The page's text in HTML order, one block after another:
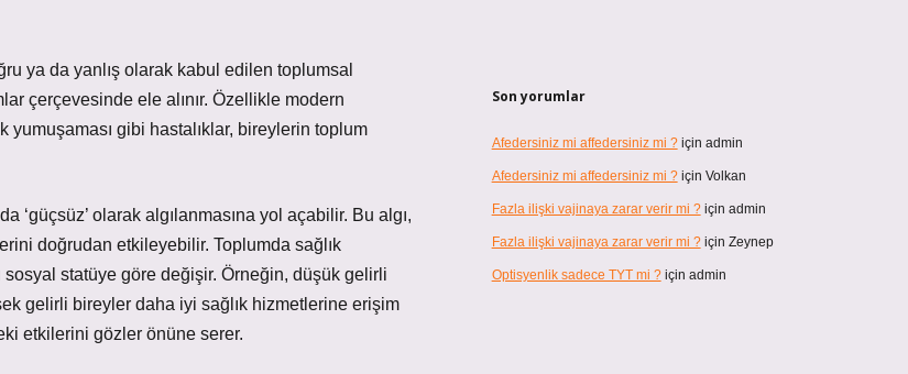
ya da yanlış olarak kabul edilen toplumsal
çerçevesinde ele alınır. Özellikle modern
yumuşaması gibi hastalıklar, bireylerin toplum
‘güçsüz’ olarak algılanmasına yol açabilir. Bu algı,
doğrudan etkileyebilir. Toplumda sağlık
statüye göre değişir. Örneğin, düşük gelirli
gelirli bireyler daha iyi sağlık hizmetlerine erişim
etkilerini gözler önüne serer.
Son yorumlar
Afedersiniz mi affedersiniz mi ?için admin
Afedersiniz mi affedersiniz mi ?için Volkan
Fazla ilişki vajinaya zarar verir mi ?için admin
Fazla ilişki vajinaya zarar verir mi ?için Zeynep
Optisyenlik sadece TYT mi ?için admin